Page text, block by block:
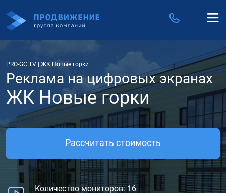
PRO-GC.TV ЖК Новые горки
Реклама на цифровых экранах
ЖК Новые горки
Рассчитать стоимость
Количество мониторов: 16